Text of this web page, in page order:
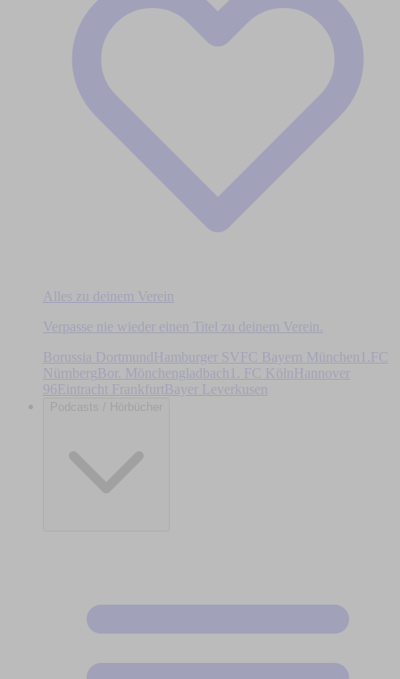
Alles zu deinem Verein
Verpasse nie wieder einen Titel zu deinem Verein.
Borussia DortmundHamburger SV FC Bayern München
1.FC
Nürnberg Bor. Mönchengladbach 1. FC Köln
Hannover
96Eintracht Frankfurt Bayer Leverkusen
Podcasts / Hörbücher